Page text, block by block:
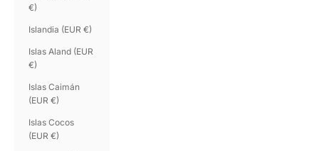
€)
Islandia (EUR €)
Islas Aland (EUR
€)
Islas Caimán
(EUR €)
Islas Cocos
(EUR €)